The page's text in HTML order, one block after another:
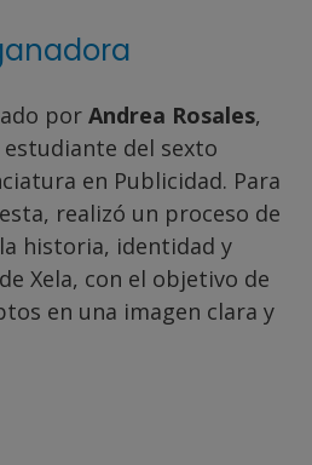
por Andrea Rosales,
del sexto
en Publicidad. Para
realizó un proceso de
historia, identidad y
Xela, con el objetivo de
en una imagen clara y